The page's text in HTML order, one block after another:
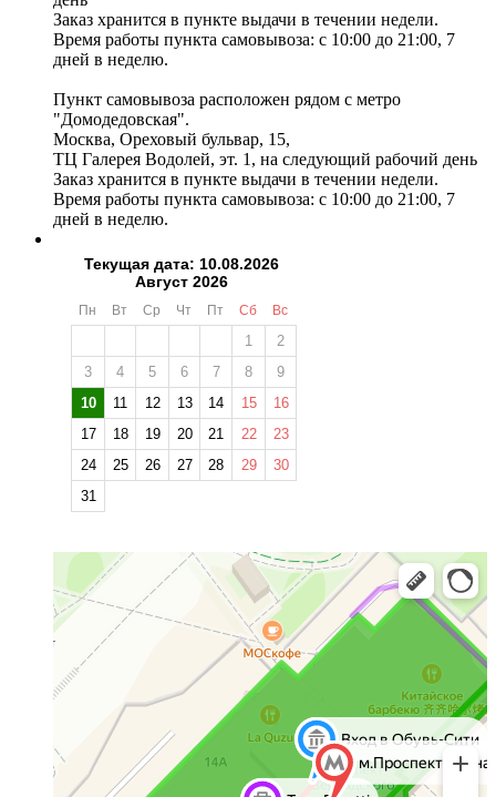
Заказ хранится в пункте выдачи в течении недели.
Время работы пункта самовывоза: с 10:00 до 21:00, 7
дней в неделю.
Пункт самовывоза расположен рядом с метро
"Домодедовская".
Москва, Ореховый бульвар, 15,
ТЦ Галерея Водолей, эт. 1, на следующий рабочий день
Заказ хранится в пункте выдачи в течении недели.
Время работы пункта самовывоза: с 10:00 до 21:00, 7
дней в неделю.
Текущая дата: 10.08.2026
Август 2026
Пн Вт Ср Чт Пт Сб Вс
1
2
3
4 5 6 7 8
9
10
11 12 13 14 15
16
17
18 19 20 21 22
23
24
25 26 27 28 29
30
31